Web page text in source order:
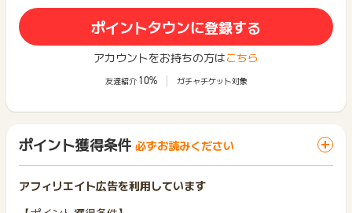
ポイントタウンに登録する
アカウントをお持ちの方はこちら
友達紹介 10% ガチャチケット対象
ポイント獲得条件 必ずお読みください
アフィリエイト広告を利用しています